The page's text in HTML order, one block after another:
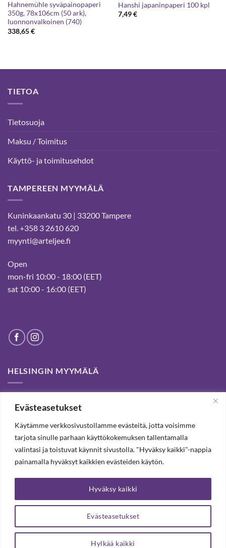
Evästeasetukset
Käytämme verkkosivustollamme evästeitä, jotta voisimme
tarjota sinulle parhaan käyttökokemuksen tallentamalla
valintasi ja toistuvat käynnit sivustolla. "Hyväksy kaikki"-nappia
painamalla hyväksyt kaikkien evästeiden käytön.
Evästeasetukset
Hylkää kaikki
Hyväksy kaikki
Hahnemühle syväpainopaperi
350g, 78x106cm (50 ark),
luonnonvalkoinen (740)
338,65€
Hanshi japaninpaperi 100 kpl
7,49€
TIETOA
Tietosuoja
Maksu / Toimitus
Käyttö- ja toimitusehdot
TAMPEREEN MYYMÄLÄ
Kuninkaankatu 30 | 33200 Tampere
tel. +358 3 2610 620
myynti@arteljee.fi
Open
mon-fri 10:00 - 18:00 (EET)
sat 10:00 - 16:00 (EET)
HELSINGIN MYYMÄLÄ
customers for passed years and welcome you to our Tampere
shop and webstore.
TILAA UUTISKIRJE, SAAT 20% ALENNUKSEN
TILAA UUTISKIRJEEMME